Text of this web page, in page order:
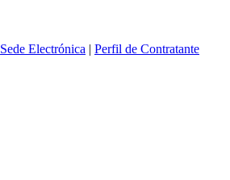
Sede Electrónica | Perfil de Contratante